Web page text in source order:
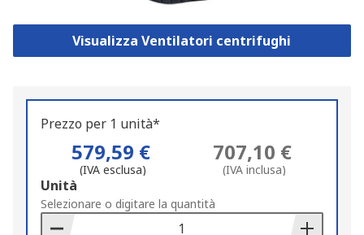
Visualizza Ventilatori centrifughi
Prezzo per 1 unità*
579,59 €
(IVA esclusa)
707,10 €
(IVA inclusa)
Add
to
Basket
Unità
Selezionare o digitare la quantità